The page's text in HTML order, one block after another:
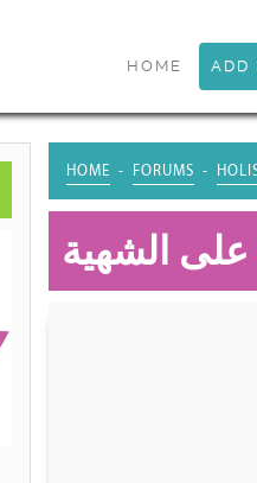
HOME ADD
HOME FORUMS
الشهية